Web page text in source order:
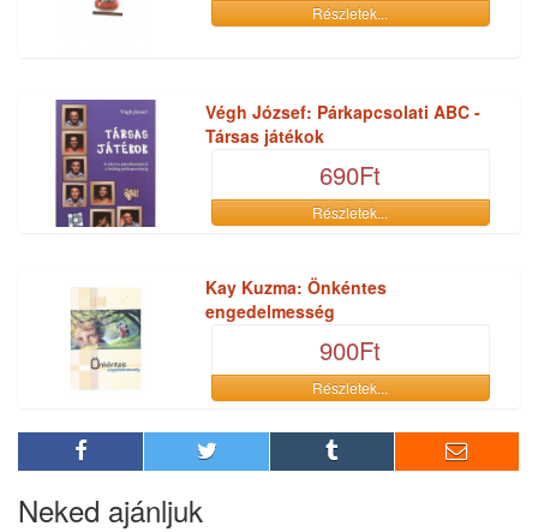
Részletek...
Végh József: Párkapcsolati ABC -
Társas játékok
690Ft
Részletek...
Kay Kuzma: Önkéntes
engedelmesség
900Ft
Részletek...
Neked ajánljuk